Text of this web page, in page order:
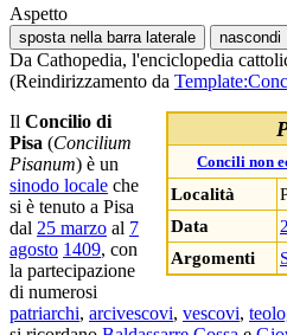
Aspetto
sposta nella barra laterale nascondi
Da Cathopedia, l'enciclopedia
(Reindirizzamento da
Concili non
Località
Data
Argomenti
Il Concilio di
Pisa (Concilium
Pisanum) è un
sinodo locale che
si è tenuto a Pisa
dal 25 marzo al 7
agosto 1409, con
la partecipazione
di numerosi
patriarchi, arcivescovi, vescovi,